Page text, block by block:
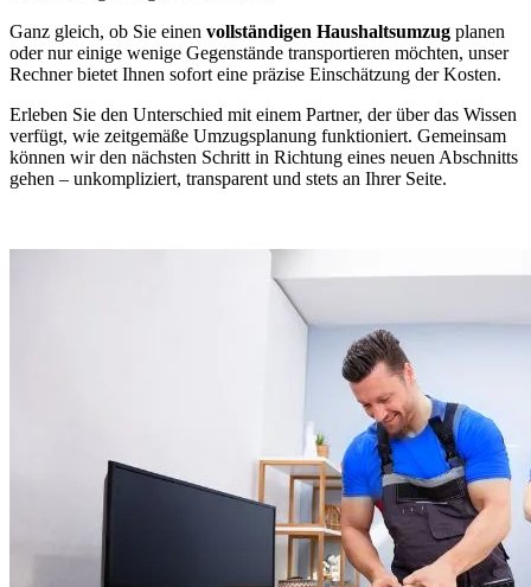
Ganz gleich, ob Sie einen vollständigen Haushaltsumzug planen
oder nur einige wenige Gegenstände transportieren möchten, unser
Rechner bietet Ihnen sofort eine präzise Einschätzung der Kosten.
Erleben Sie den Unterschied mit einem Partner, der über das Wissen
verfügt, wie zeitgemäße Umzugsplanung funktioniert. Gemeinsam
können wir den nächsten Schritt in Richtung eines neuen Abschnitts
gehen – unkompliziert, transparent und stets an Ihrer Seite.